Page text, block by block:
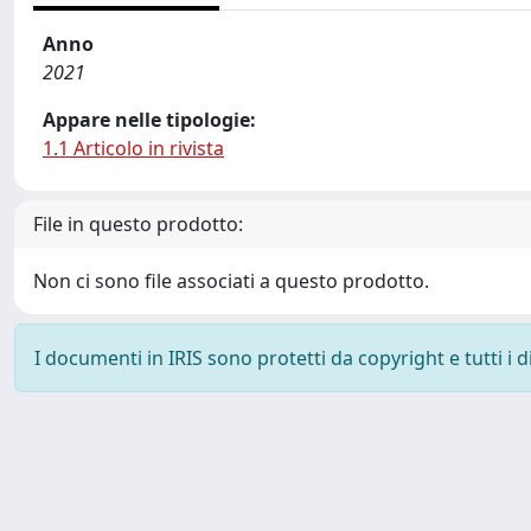
Anno
2021
Appare nelle tipologie:
1.1 Articolo in rivista
File in questo prodotto:
Non ci sono file associati a questo prodotto.
I documenti in IRIS sono protetti da copyright e tutti i